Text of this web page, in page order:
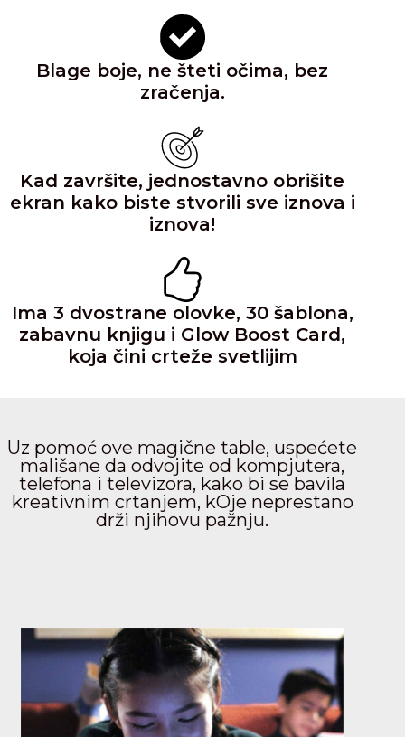
Blage boje, ne šteti očima, bez
zračenja.
Kad završite, jednostavno obrišite
ekran kako biste stvorili sve iznova i
iznova!
Ima 3 dvostrane olovke, 30 šablona,
zabavnu knjigu i Glow Boost Card,
koja čini crteže svetlijim
Uz pomoć ove magične table, uspećete
mališane da odvojite od kompjutera,
telefona i televizora, kako bi se bavila
kreativnim crtanjem, kOje neprestano
drži njihovu pažnju.